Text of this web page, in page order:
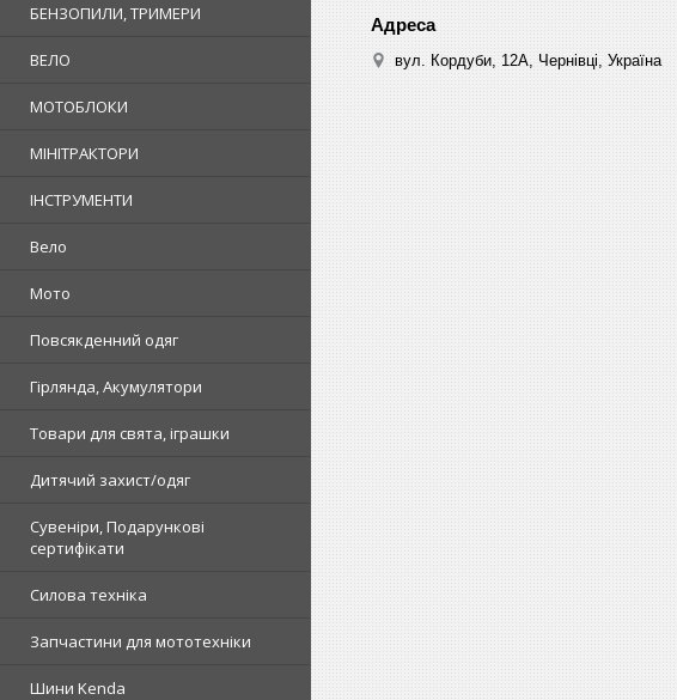
БЕНЗОПИЛИ, ТРИМЕРИ
ВЕЛО
МОТОБЛОКИ
МІНІТРАКТОРИ
ІНСТРУМЕНТИ
Вело
Мото
Повсякденний одяг
Гірлянда, Акумулятори
Товари для свята, іграшки
Дитячий захист/одяг
Сувеніри, Подарункові
сертифікати
Силова техніка
Запчастини для мототехніки
Шини Kenda
вул. Кордуби, 12А, Чернівці, Україна